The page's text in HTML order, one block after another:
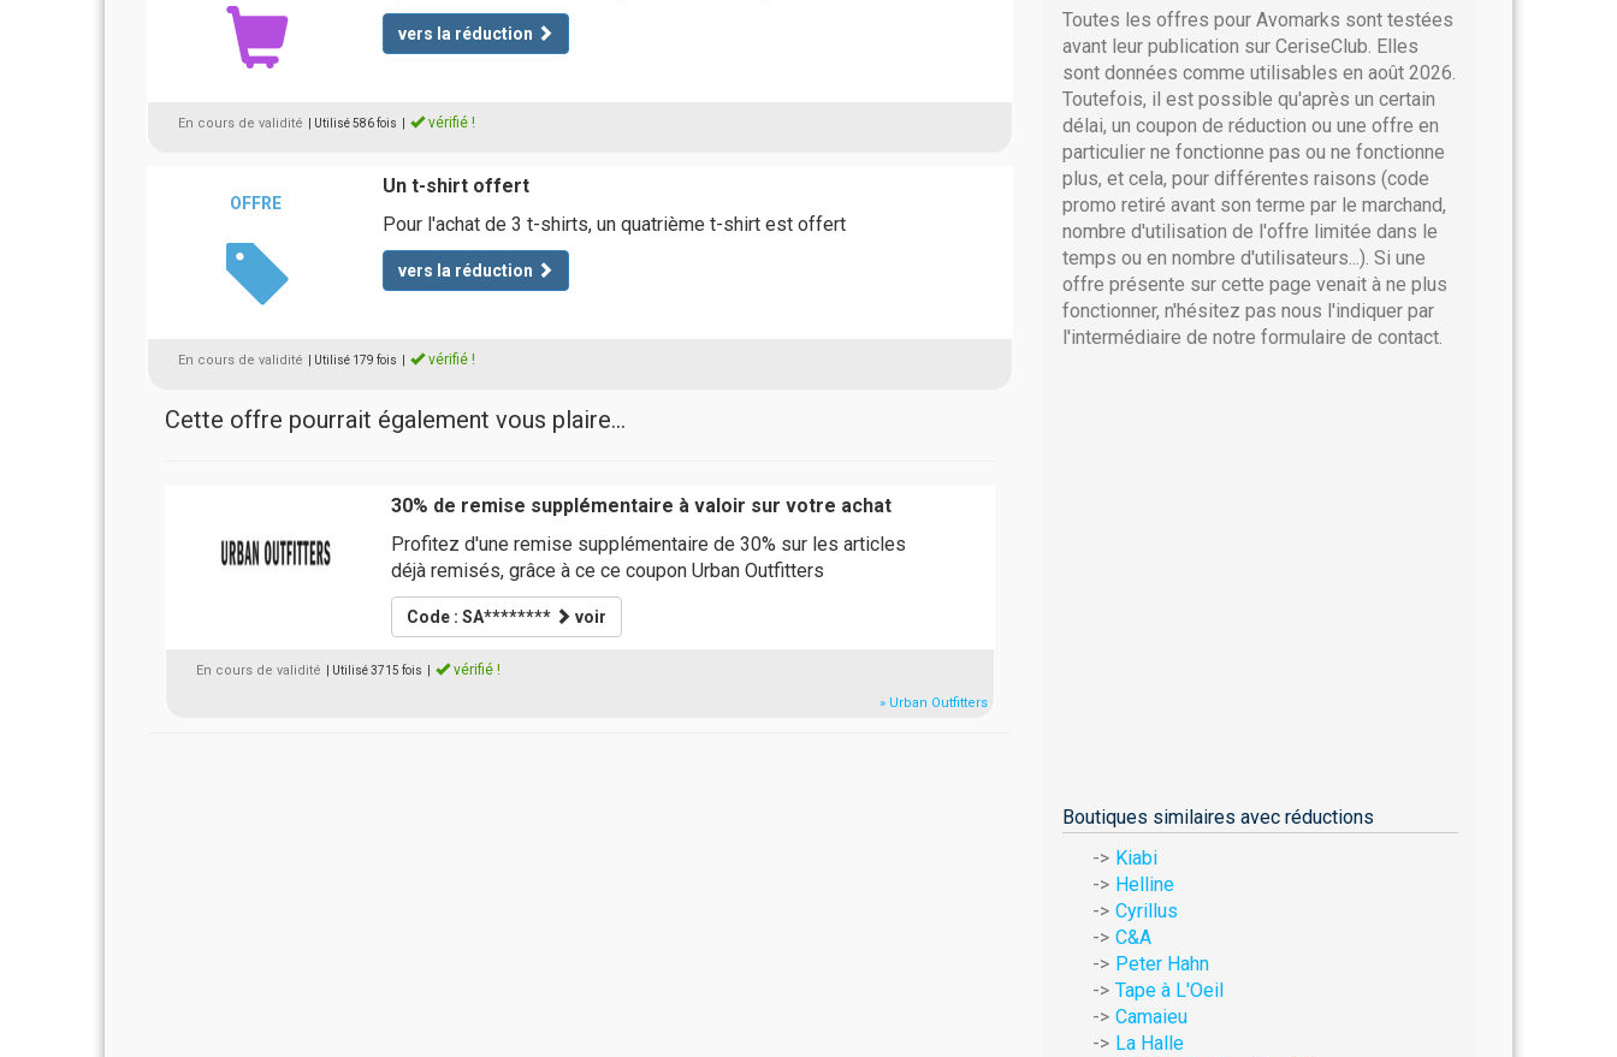
vers la réduction
En cours de validité | Utilisé 586 fois vérifié !
OFFRE
Un t-shirt offert
Pour l'achat de 3 t-shirts, un quatrième t-shirt est offert
vers la réduction
En cours de validité | Utilisé 179 fois vérifié !
Cette offre pourrait également vous plaire...
30% de remise supplémentaire à valoir sur votre achat
Profitez d'une remise supplémentaire de 30% sur les articles
déjà remisés, grâce à ce ce coupon Urban Outfitters
Code : SA******** voir
En cours de validité | Utilisé 3715 fois vérifié !
» Urban Outfitters
Toutes les offres pour Avomarks sont testées
avant leur publication sur CeriseClub. Elles
sont données comme utilisables en août 2026.
Toutefois, il est possible qu'après un certain
délai, un coupon de réduction ou une offre en
particulier ne fonctionne pas ou ne fonctionne
plus, et cela, pour différentes raisons (code
promo retiré avant son terme par le marchand,
nombre d'utilisation de l'offre limitée dans le
temps ou en nombre d'utilisateurs...). Si une
offre présente sur cette page venait à ne plus
fonctionner, n'hésitez pas nous l'indiquer par
l'intermédiaire de notre formulaire de contact.
Boutiques similaires avec réductions
Kiabi
Helline
Cyrillus
C&A
Peter Hahn
Tape à L'Oeil
Camaieu
La Halle